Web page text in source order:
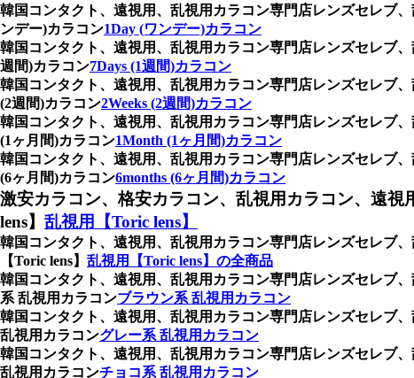
韓国コンタクト、遠視用、乱視用カラコン専門店レンズセレブ
ンデー)カラコン1Day (ワンデー)カラコン
韓国コンタクト、遠視用、乱視用カラコン専門店レンズセレブ
週間)カラコン7Days (1週間)カラコン
韓国コンタクト、遠視用、乱視用カラコン専門店レンズセレブ
(2週間)カラコン2Weeks (2週間)カラコン
韓国コンタクト、遠視用、乱視用カラコン専門店レンズセレブ
(1ヶ月間)カラコン1Month (1ヶ月間)カラコン
韓国コンタクト、遠視用、乱視用カラコン専門店レンズセレブ
(6ヶ月間)カラコン6months (6ヶ月間)カラコン
激安カラコン、格安カラコン、乱視用カラコン、遠
lens】 乱視用【Toric lens】
韓国コンタクト、遠視用、乱視用カラコン専門店レンズセレブ
【Toric lens】 乱視用【Toric lens】の全商品
韓国コンタクト、遠視用、乱視用カラコン専門店レンズセレブ
系 乱視用カラコンブラウン系 乱視用カラコン
韓国コンタクト、遠視用、乱視用カラコン専門店レンズセレブ
乱視用カラコングレー系 乱視用カラコン
韓国コンタクト、遠視用、乱視用カラコン専門店レンズセレブ
乱視用カラコンチョコ系 乱視用カラコン